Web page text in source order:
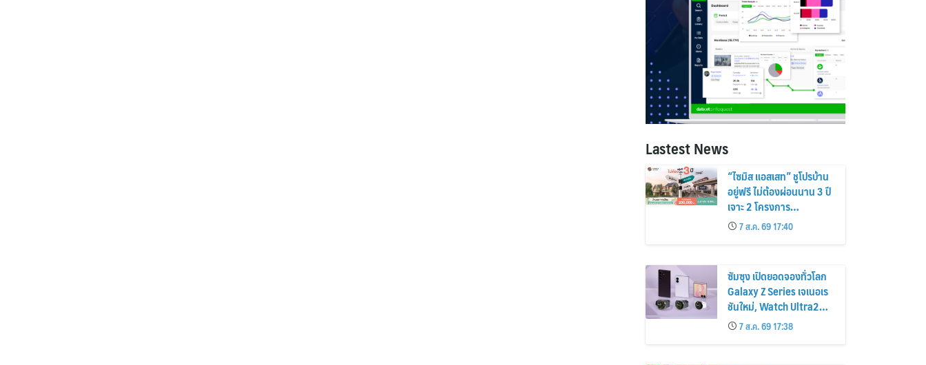
Lastest News
“ไซมิส แอสเสท” ชูโปรบ้าน
อยู่ฟรี ไม่ต้องผ่อนนาน 3 ปี
เจาะ 2 โครงการ
“Siamese Holm–
Siamese Blossom”
พร้อมส่วนลดและสิทธิพิเศษ
ถึง 31 สิงหาคม 2569
7 ส.ค. 69 17:40
ซัมซุง เปิดยอดจองทั่วโลก
Galaxy Z Series เจเนอเร
ชันใหม่, Watch Ultra2
และ Watch9 สูงกว่ารุ่น
ก่อนหน้ากว่า 30%
7 ส.ค. 69 17:38